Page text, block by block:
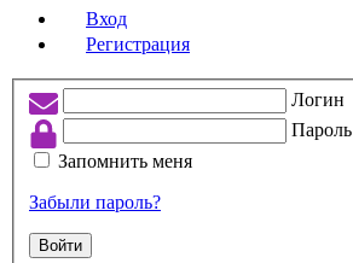
Вход
Регистрация
Логин
Пароль
Запомнить меня
Забыли пароль?
Войти